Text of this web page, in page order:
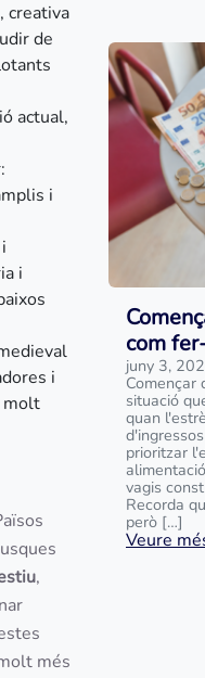
creativa
de
actual,
i
i
i
molt
,
més
com
juny 3,
Començar
situació
quan
prioritzar
vagis
Recorda
però […]
Veure